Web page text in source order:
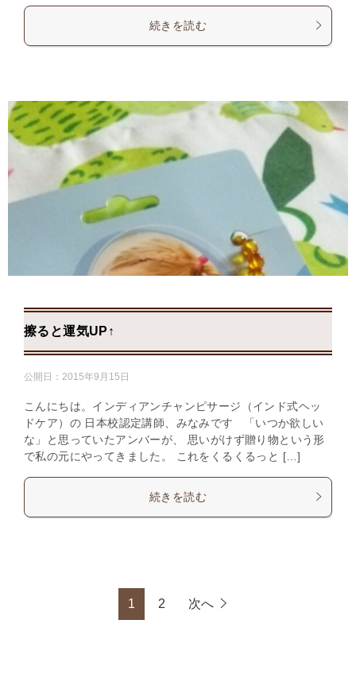
続きを読む
擦ると運気UP↑
公開日： 2015年9月15日
こんにちは。インディアンチャンピサージ（インド式ヘッ
ドケア）の 日本校認定講師、みなみです 「いつか欲しい
な」と思っていたアンバーが、 思いがけず贈り物という形
で私の元にやってきました。 これをくるくるっと […]
続きを読む
1 2 次へ